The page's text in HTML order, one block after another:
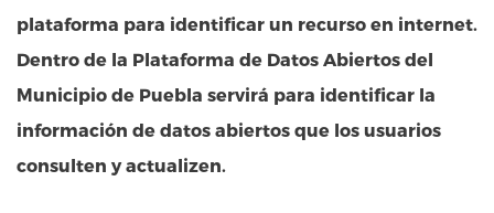
plataforma para identificar un recurso en internet.
Dentro de la Plataforma de Datos Abiertos del
Municipio de Puebla servirá para identificar la
información de datos abiertos que los usuarios
consulten y actualizen.